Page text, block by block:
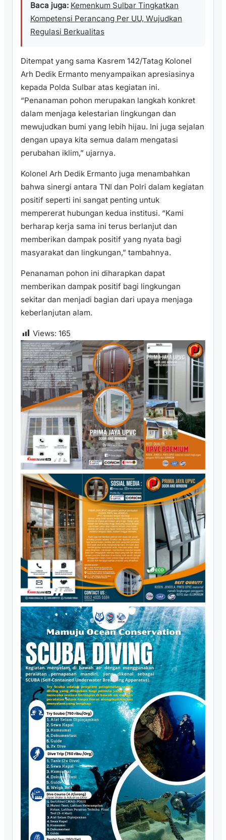
Baca juga: Kemenkum Sulbar Tingkatkan
Kompetensi Perancang Per UU, Wujudkan
Regulasi Berkualitas
Ditempat yang sama Kasrem 142/Tatag Kolonel
Arh Dedik Ermanto menyampaikan apresiasinya
kepada Polda Sulbar atas kegiatan ini.
“Penanaman pohon merupakan langkah konkret
dalam menjaga kelestarian lingkungan dan
mewujudkan bumi yang lebih hijau. Ini juga sejalan
dengan upaya kita semua dalam mengatasi
perubahan iklim,” ujarnya.
Kolonel Arh Dedik Ermanto juga menambahkan
bahwa sinergi antara TNI dan Polri dalam kegiatan
positif seperti ini sangat penting untuk
mempererat hubungan kedua institusi. “Kami
berharap kerja sama ini terus berlanjut dan
memberikan dampak positif yang nyata bagi
masyarakat dan lingkungan,” tambahnya.
Penanaman pohon ini diharapkan dapat
memberikan dampak positif bagi lingkungan
sekitar dan menjadi bagian dari upaya menjaga
keberlanjutan alam.
Views: 165